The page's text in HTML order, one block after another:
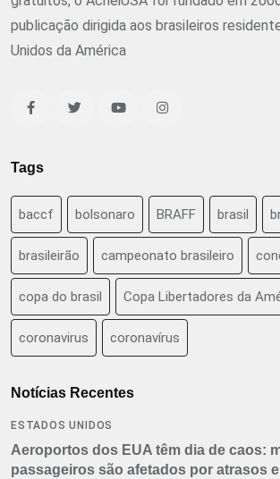
publicação dirigida aos brasileiros
Unidos da América
Tags
baccf bolsonaro BRAFF brasil
brasileirão campeonato brasileiro
copa do brasil Copa Libertadores da
coronavirus coronavírus
Notícias Recentes
ESTADOS UNIDOS
Aeroportos dos EUA têm dia de caos:
passageiros são afetados por atrasos